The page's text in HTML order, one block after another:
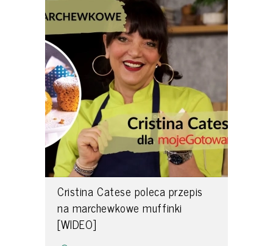
Cristina Catese poleca przepis
na marchewkowe muffinki
[WIDEO]